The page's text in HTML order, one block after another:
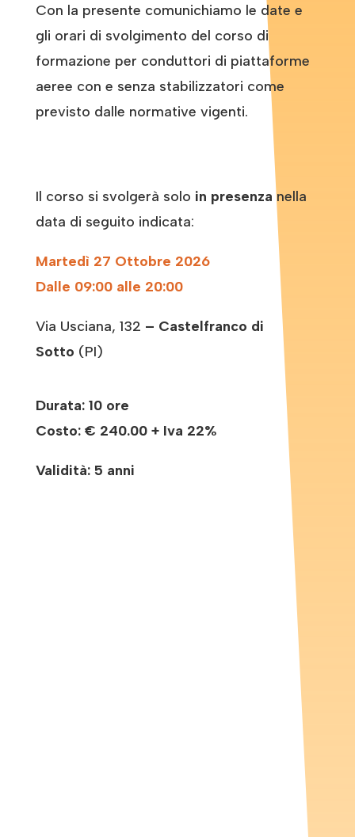
Con la presente comunichiamo le date e
gli orari di svolgimento del corso di
formazione per conduttori di piattaforme
aeree con e senza stabilizzatori come
previsto dalle normative vigenti.
Il corso si svolgerà solo in presenzanella
data di seguito indicata:
Martedì 27 Ottobre 2026
Dalle 09:00 alle 20:00
Via Usciana, 132 – Castelfranco di
Sotto (PI)
Durata: 10 ore
Costo: € 240.00 + Iva 22%
Validità: 5 anni